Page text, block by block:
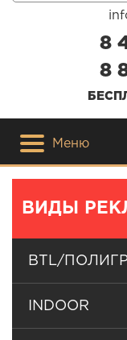
8
8
Меню
ВИДЫ
BTL/
INDOOR